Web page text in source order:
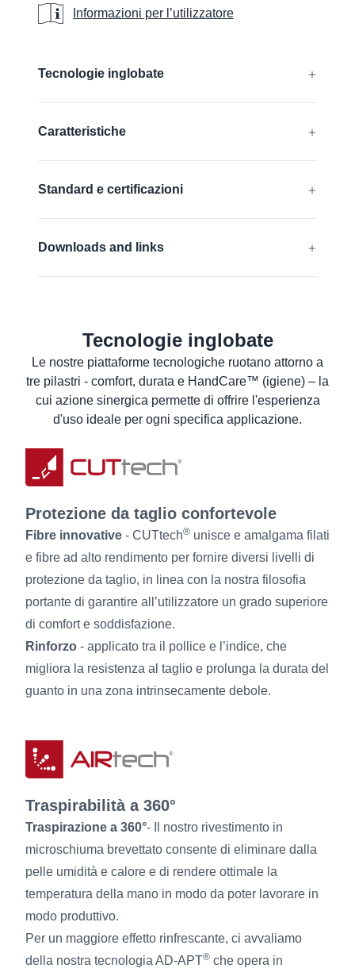
Informazioni per l’utilizzatore
Informazioni per l’utilizzatore
Tecnologie inglobate
GRIPtech®, HandCare
Caratteristiche
Standard e certificazioni
Downloads and links
Scheda tecnica del prodotto
Istruzioni per il lavaggio
Informazioni per l’utilizzatore
Tecnologie inglobate
Le nostre piattaforme tecnologiche ruotano attorno a
tre pilastri - comfort, durata e HandCare™ (igiene) – la
cui azione sinergica permette di offrire l'esperienza
d'uso ideale per ogni specifica applicazione.
Protezione da taglio confortevole
Fibre innovative - CUTtech® unisce e amalgama filati
e fibre ad alto rendimento per fornire diversi livelli di
protezione da taglio, in linea con la nostra filosofia
portante di garantire all’utilizzatore un grado superiore
di comfort e soddisfazione.
Rinforzo - applicato tra il pollice e l’indice, che
migliora la resistenza al taglio e prolunga la durata del
guanto in una zona intrinsecamente debole.
Traspirabilità a 360°
Traspirazione a 360°- Il nostro rivestimento in
microschiuma brevettato consente di eliminare dalla
pelle umidità e calore e di rendere ottimale la
temperatura della mano in modo da poter lavorare in
modo produttivo.
Per un maggiore effetto rinfrescante, ci avvaliamo
della nostra tecnologia AD-APT® che opera in